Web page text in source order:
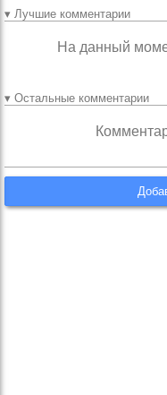
▾ Лучшие комментарии
На данный
▾ Остальные комментарии